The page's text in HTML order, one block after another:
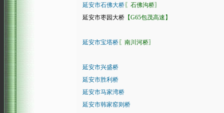
延安市石佛大桥 〖石佛沟桥〗
延安市枣园大桥 【G65包茂高速】
延安市宝塔桥 〖南川河桥〗
延安市兴盛桥
延安市胜利桥
延安市马家湾桥
延安市韩家窑则桥